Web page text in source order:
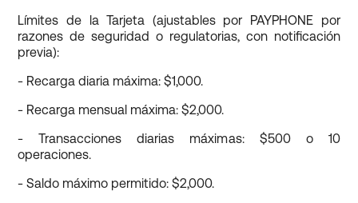
Límites de la Tarjeta (ajustables por PAYPHONE por
razones de seguridad o regulatorias, con notificación
previa):
- Recarga diaria máxima: $1,000.
- Recarga mensual máxima: $2,000.
- Transacciones diarias máximas: $500 o 10
operaciones.
- Saldo máximo permitido: $2,000.